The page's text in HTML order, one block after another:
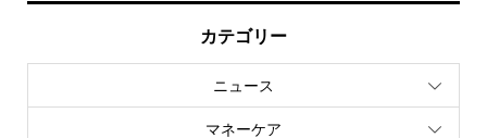
カテゴリー
ニュース
マネーケア